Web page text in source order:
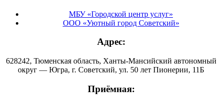
МБУ «Городской центр услуг»
ООО «Уютный город Советский»
Адрес:
628242, Тюменская область, Ханты-Мансийский автономный
округ — Югра, г. Советский, ул. 50 лет Пионерии, 11Б
Приёмная: